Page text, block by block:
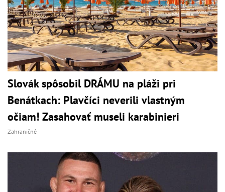
Slovák spôsobil DRÁMU na pláži pri
Benátkach: Plavčíci neverili vlastným
očiam! Zasahovať museli karabinieri
Zahraničné